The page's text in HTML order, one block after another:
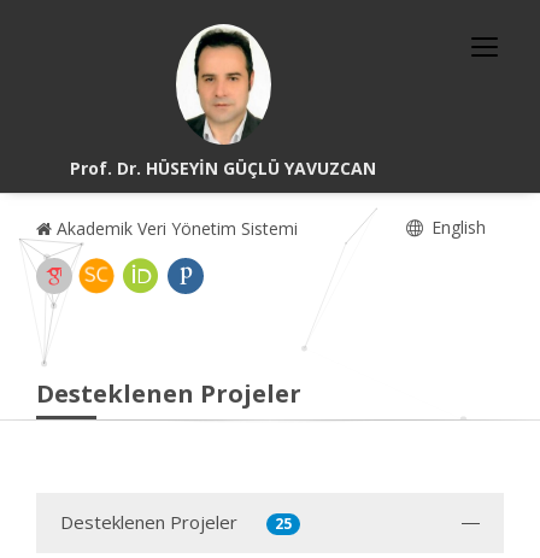
Prof. Dr. HÜSEYİN GÜÇLÜ YAVUZCAN
Akademik Veri Yönetim Sistemi English
Desteklenen Projeler
Desteklenen Projeler 25